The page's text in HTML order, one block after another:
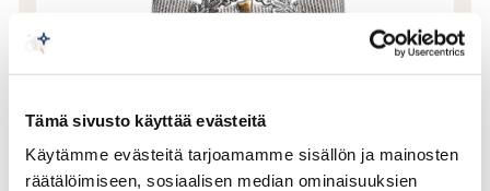
Tämä sivusto käyttää evästeitä
Käytämme evästeitä tarjoamamme sisällön ja mainosten
räätälöimiseen, sosiaalisen median ominaisuuksien